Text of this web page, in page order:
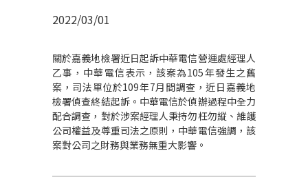
2022/03/01
關於嘉義地檢署近日起訴中華電信營運處經理人
乙事，中華電信表示，該案為105年發生之舊
案，司法單位於109年7月間調查，近日嘉義地
檢署偵查終結起訴。中華電信於偵辦過程中全力
配合調查，對於涉案經理人秉持勿枉勿縱、維護
公司權益及尊重司法之原則，中華電信強調，該
案對公司之財務與業務無重大影響。